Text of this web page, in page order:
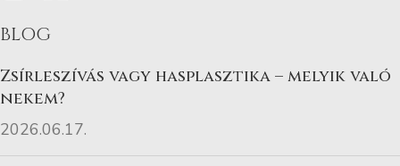
BLOG
Zsírleszívás vagy hasplasztika – melyik való
nekem?
2026.06.17.